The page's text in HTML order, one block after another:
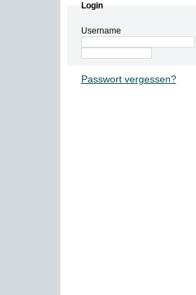
Login
Username
Passwort vergessen?